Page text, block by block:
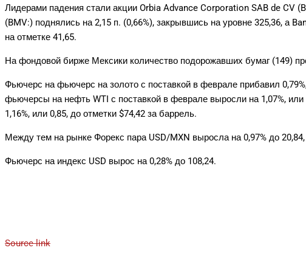
Лидерами падения стали акции Orbia Advance Corporation SAB de CV
(BMV:) поднялись на 2,15 п. (0,66%), закрывшись на уровне 325,36, а
на отметке 41,65.
На фондовой бирже Мексики количество подорожавших бумаг (149)
Фьючерс на фьючерс на золото с поставкой в феврале прибавил
фьючерсы на нефть WTI с поставкой в феврале выросли на 1,07%,
1,16%, или 0,85, до отметки $74,42 за баррель.
Между тем на рынке Форекс пара USD/MXN выросла на 0,97% до
Фьючерс на индекс USD вырос на 0,28% до 108,24.
Source link